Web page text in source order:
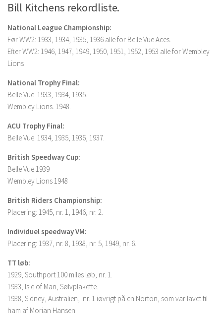
Bill Kitchens rekordliste.
National League Championship:
Før WW2: 1933, 1934, 1935, 1936 alle for Belle Vue Aces.
Efter WW2: 1946, 1947, 1949, 1950, 1951, 1952, 1953 alle for Wembley
Lions
National Trophy Final:
Belle Vue. 1933, 1934, 1935.
Wembley Lions. 1948.
ACU Trophy Final:
Belle Vue. 1934, 1935, 1936, 1937.
British Speedway Cup:
Belle Vue 1939
Wembley Lions 1948
British Riders Championship:
Placering: 1945, nr. 1, 1946, nr. 2.
Individuel speedway VM:
Placering: 1937, nr. 8, 1938, nr. 5, 1949, nr. 6.
TT løb:
1929, Southport 100 miles løb, nr. 1.
1933, Isle of Man, Sølvplakette.
1938, Sidney, Australien, .nr. 1 iøvrigt på en Norton, som var lavet til
ham af Morian Hansen